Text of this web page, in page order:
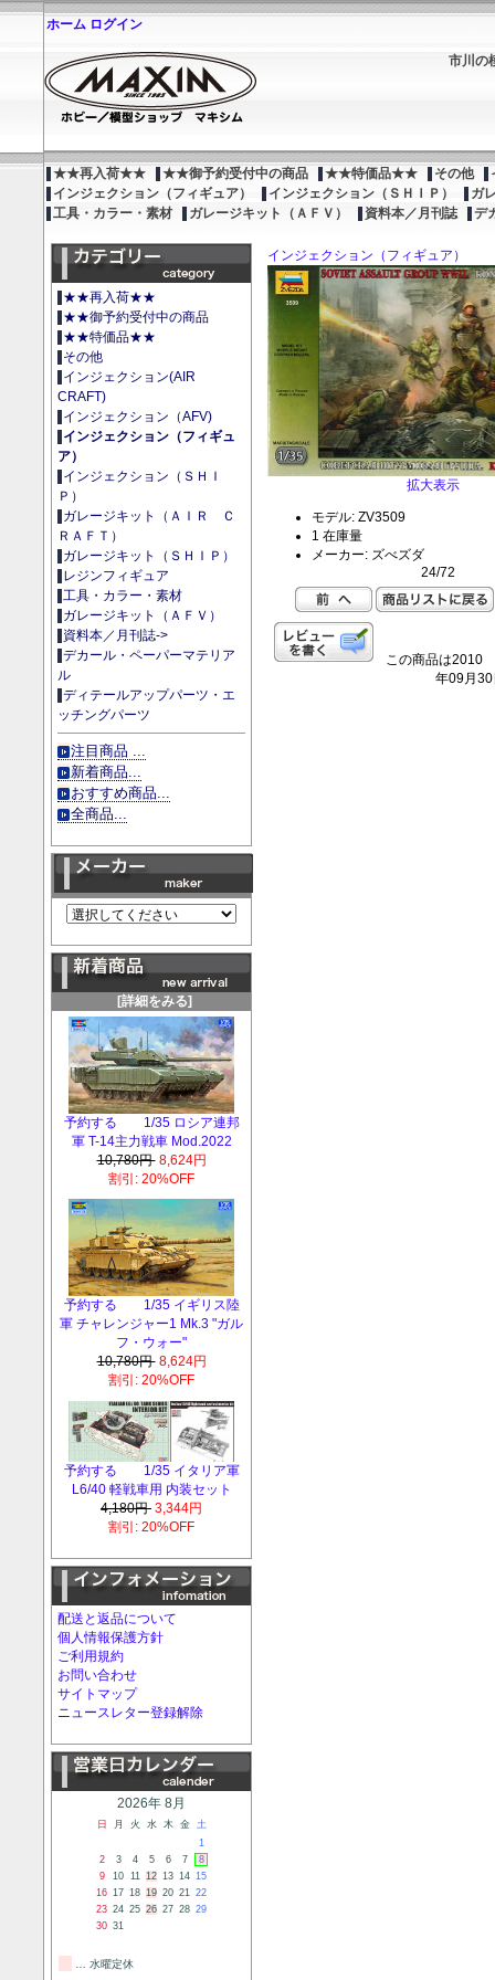
ホーム ログイン
市川の
★★再入荷★★ ★★御予約受付中の商品 ★★特価品★★ その他
インジェクション（フィギュア）
インジェクション（ＳＨＩＰ）
ガ
工具・カラー・素材
ガレージキット（ＡＦＶ） 資料本／月刊誌 デ
★★再入荷★★
★★御予約受付中の商品
★★特価品★★
その他
インジェクション(AIR
CRAFT)
インジェクション（AFV)
インジェクション（フィギュ
ア）
インジェクション（ＳＨＩ
Ｐ）
ガレージキット（ＡＩＲ Ｃ
ＲＡＦＴ）
ガレージキット（ＳＨＩＰ）
レジンフィギュア
工具・カラー・素材
ガレージキット（ＡＦＶ）
資料本／月刊誌->
デカール・ペーパーマテリア
ル
ディテールアップパーツ・エ
ッチングパーツ
注目商品 ...
新着商品...
おすすめ商品...
全商品...
[詳細をみる]
予約する 1/35 ロシア連邦
軍 T-14主力戦車 Mod.2022
10,780円 8,624円
割引: 20%OFF
予約する 1/35 イギリス陸
軍 チャレンジャー1 Mk.3 "ガル
フ・ウォー"
10,780円 8,624円
割引: 20%OFF
予約する 1/35 イタリア軍
L6/40 軽戦車用 内装セット
4,180円 3,344円
割引: 20%OFF
配送と返品について
個人情報保護方針
ご利用規約
お問い合わせ
サイトマップ
ニュースレター登録解除
2026年 8月
日 月 火 水 木 金
土
1
2
3 4 5 6 7
8
9
10 11 12 13 14 15
16 17 18 19 20 21 22
23 24 25 26 27 28 29
30 31
… 水曜定休
インジェクション（フィギュア）
拡大表示
モデル: ZV3509
1 在庫量
メーカー: ズべズダ
24/72
この商品は2010
年09月